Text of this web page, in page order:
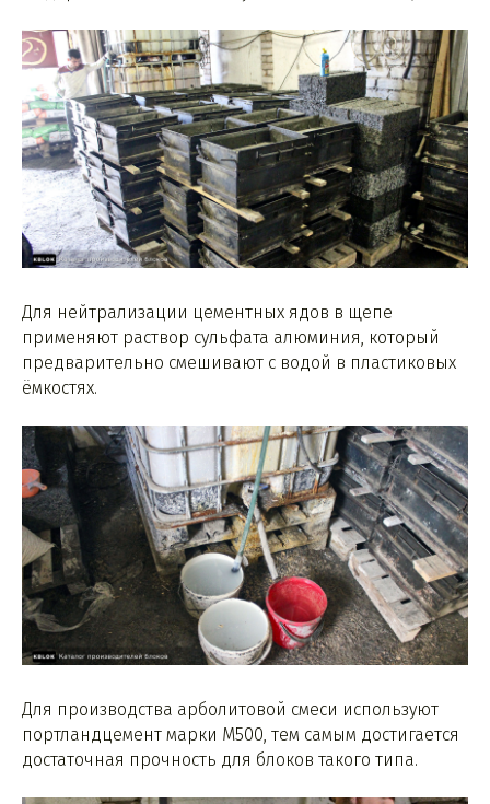
Для нейтрализации цементных ядов в щепе
применяют раствор сульфата алюминия, который
предварительно смешивают с водой в пластиковых
ёмкостях.
Для производства арболитовой смеси используют
портландцемент марки М500, тем самым достигается
достаточная прочность для блоков такого типа.